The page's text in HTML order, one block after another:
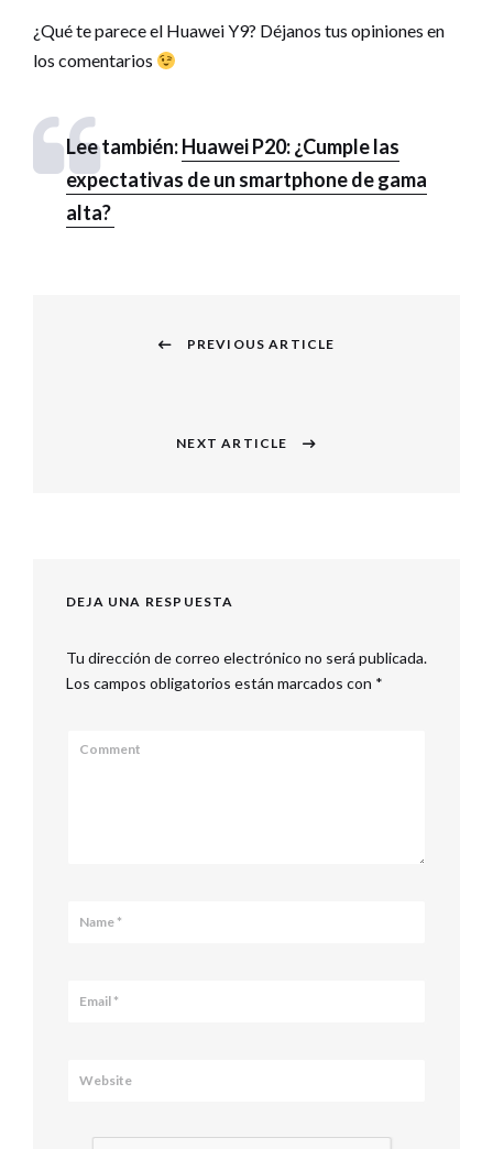
¿Qué te parece el Huawei Y9? Déjanos tus opiniones en
los comentarios
Lee también:Huawei P20: ¿Cumple las
expectativas de un smartphone de gama
alta?
PREVIOUS ARTICLE
NEXT ARTICLE
DEJA UNA RESPUESTA
Tu dirección de correo electrónico no será publicada.
Los campos obligatorios están marcados con *